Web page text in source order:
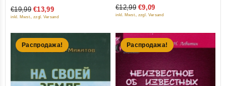
5
Твардовский: Поэтика
мужества и самостояния
€19,99 €13,99
inkl. Mwst., zzgl. Versand
5
€12,99 €9,09
inkl. Mwst., zzgl. Versand
Распродажа! Распродажа!